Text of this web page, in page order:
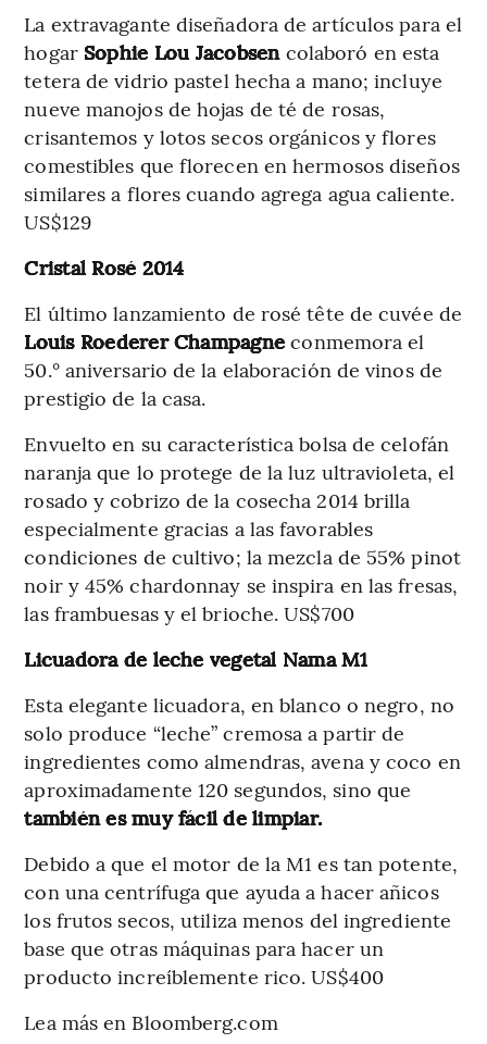
La extravagante diseñadora de artículos para el
hogar Sophie Lou Jacobsencolaboró en esta
tetera de vidrio pastel hecha a mano; incluye
nueve manojos de hojas de té de rosas,
crisantemos y lotos secos orgánicos y flores
comestibles que florecen en hermosos diseños
similares a flores cuando agrega agua caliente.
US$129
Cristal Rosé 2014
El último lanzamiento de rosé tête de cuvée de
Louis Roederer Champagneconmemora el
50.° aniversario de la elaboración de vinos de
prestigio de la casa.
Envuelto en su característica bolsa de celofán
naranja que lo protege de la luz ultravioleta, el
rosado y cobrizo de la cosecha 2014 brilla
especialmente gracias a las favorables
condiciones de cultivo; la mezcla de 55% pinot
noir y 45% chardonnay se inspira en las fresas,
las frambuesas y el brioche. US$700
Licuadora de leche vegetal Nama M1
Esta elegante licuadora, en blanco o negro, no
solo produce “leche” cremosa a partir de
ingredientes como almendras, avena y coco en
aproximadamente 120 segundos, sino que
también es muy fácil de limpiar.
Debido a que el motor de la M1 es tan potente,
con una centrífuga que ayuda a hacer añicos
los frutos secos, utiliza menos del ingrediente
base que otras máquinas para hacer un
producto increíblemente rico. US$400
Lea más en Bloomberg.com